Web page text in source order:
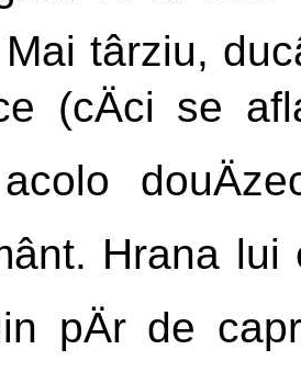
târziu,
(cÄci se
Hrana
pÄr de